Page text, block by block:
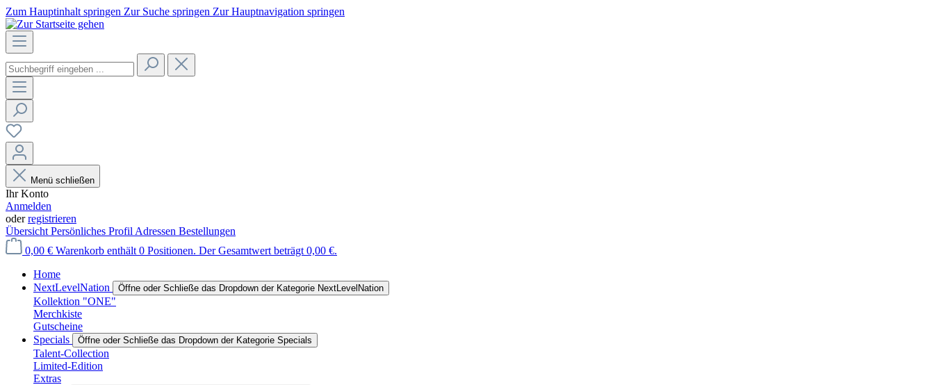
Zum Hauptinhalt springen Zur Suche springen Zur Hauptnavigation springen
Menü schließen
Ihr Konto
Anmelden
oderregistrieren
Übersicht Persönliches Profil Adressen Bestellungen
0,00 € Warenkorb enthält 0 Positionen. Der Gesamtwert beträgt 0,00 €.
Home
NextLevelNation
Öffne oder Schließe das Dropdown der Kategorie NextLevelNation
Kollektion "ONE"
Merchkiste
Gutscheine
Specials
Öffne oder Schließe das Dropdown der Kategorie Specials
Talent-Collection
Limited-Edition
Extras